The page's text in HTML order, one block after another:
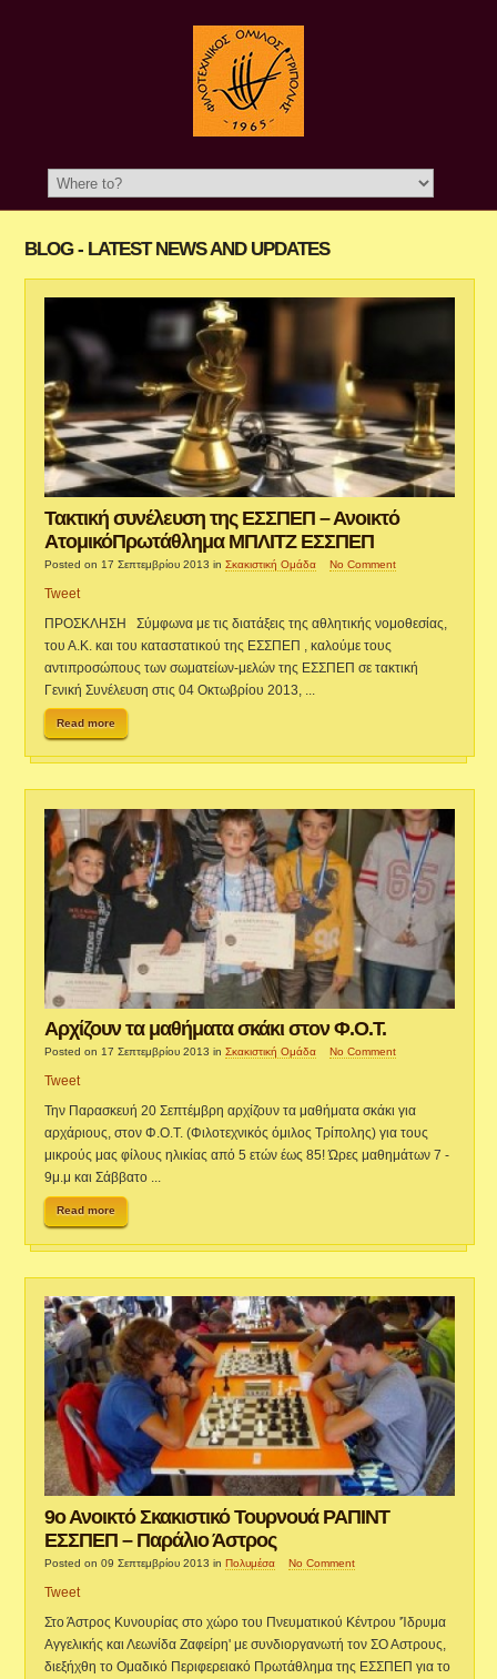
BLOG - LATEST NEWS AND UPDATES
Τακτική συνέλευση της ΕΣΣΠΕΠ – Ανοικτό
ΑτομικόΠρωτάθλημα ΜΠΛΙΤΖ ΕΣΣΠΕΠ
Posted on 17 Σεπτεμβρίου 2013 in Σκακιστική Ομάδα No Comment
Tweet
ΠΡΟΣΚΛΗΣΗ Σύμφωνα με τις διατάξεις της αθλητικής νομοθεσίας,
του Α.Κ. και του καταστατικού της ΕΣΣΠΕΠ , καλούμε τους
αντιπροσώπους των σωματείων-μελών της ΕΣΣΠΕΠ σε τακτική
Γενική Συνέλευση στις 04 Οκτωβρίου 2013, ...
Read more
Αρχίζουν τα μαθήματα σκάκι στον Φ.Ο.Τ.
Posted on 17 Σεπτεμβρίου 2013 in Σκακιστική Ομάδα No Comment
Tweet
Την Παρασκευή 20 Σεπτέμβρη αρχίζουν τα μαθήματα σκάκι για
αρχάριους, στον Φ.Ο.Τ. (Φιλοτεχνικός όμιλος Τρίπολης) για τους
μικρούς μας φίλους ηλικίας από 5 ετών έως 85! Ώρες μαθημάτων 7 -
9μ.μ και Σάββατο ...
Read more
9ο Ανοικτό Σκακιστικό Τουρνουά ΡΑΠΙΝΤ
ΕΣΣΠΕΠ – Παράλιο Άστρος
Posted on 09 Σεπτεμβρίου 2013 in Πολυμέσα No Comment
Tweet
Στο Άστρος Κυνουρίας στο χώρο του Πνευματικού Κέντρου 'Ίδρυμα
Αγγελικής και Λεωνίδα Ζαφείρη' με συνδιοργανωτή τον ΣΟ Αστρους,
διεξήχθη το Ομαδικό Περιφερειακό Πρωτάθλημα της ΕΣΣΠΕΠ για το